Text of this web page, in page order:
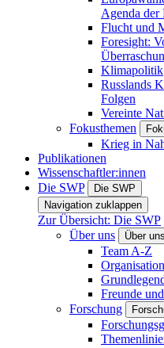
Agenda der
Flucht und
Foresight:
Klimapolitik
Russlands
Folgen
Vereinte
Fokusthemen
Krieg in
Publikationen
Wissenschaftler:innen
Die SWP
Die SWP
Navigation zuklappen
Zur Übersicht: Die SWP
Über uns
Über uns
Team A-Z
Organisation
Freunde
Forschung